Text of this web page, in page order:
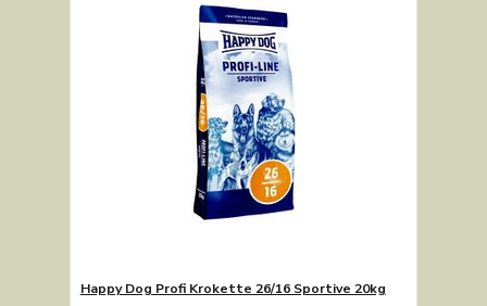
Happy Dog Profi Krokette 26/16 Sportive 20kg